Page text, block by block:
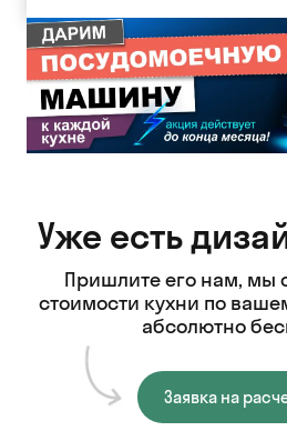
Уже есть
Пришлите его нам, мы
стоимости кухни по
абсолютно
Заявка на